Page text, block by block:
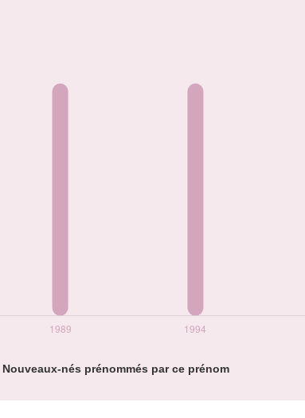
Nouveaux-nés prénommés par ce prénom